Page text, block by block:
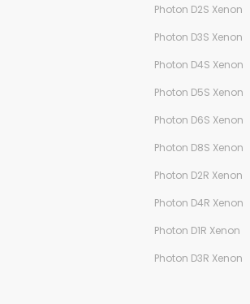
Photon D2S Xenon
Photon D3S Xenon
Photon D4S Xenon
Photon D5S Xenon
Photon D6S Xenon
Photon D8S Xenon
Photon D2R Xenon
Photon D4R Xenon
Photon D1R Xenon
Photon D3R Xenon